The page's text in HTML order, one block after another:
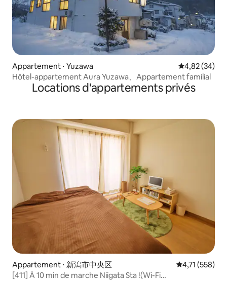
Appartement ⋅ Yuzawa Évaluation
4,82 (34)
Hôtel-appartement Aura Yuzawa、Appartement familial
Locations d'appartements privés
Appartement ⋅ 新潟市中央区 Évaluation
4,71 (558)
[411] À 10 min de marche Niigata Sta !(Wi-Fi